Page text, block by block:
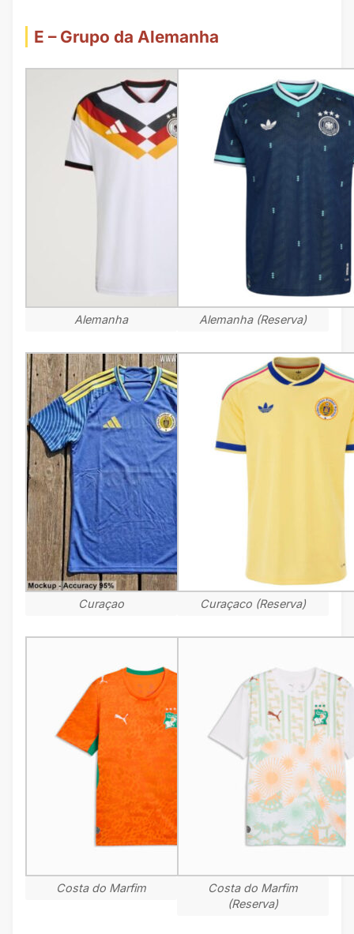
E – Grupo da Alemanha
Alemanha Alemanha (Reserva)
Curaçao Curaçaco (Reserva)
Costa do Marfim
Costa do Marfim
(Reserva)